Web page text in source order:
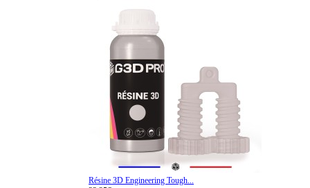
Résine 3D Engineering Tough...